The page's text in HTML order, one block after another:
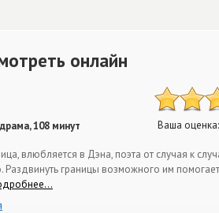
онлайн
108 минут Ваша оценка:
влюбляется в Дэна, поэта от случая к
границы возможного им